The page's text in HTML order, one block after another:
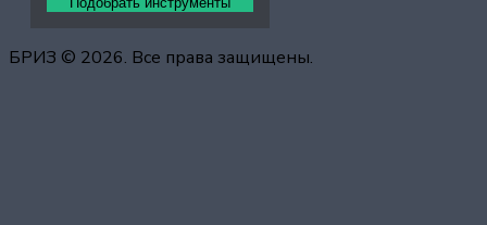
БРИЗ © 2026. Все права защищены.